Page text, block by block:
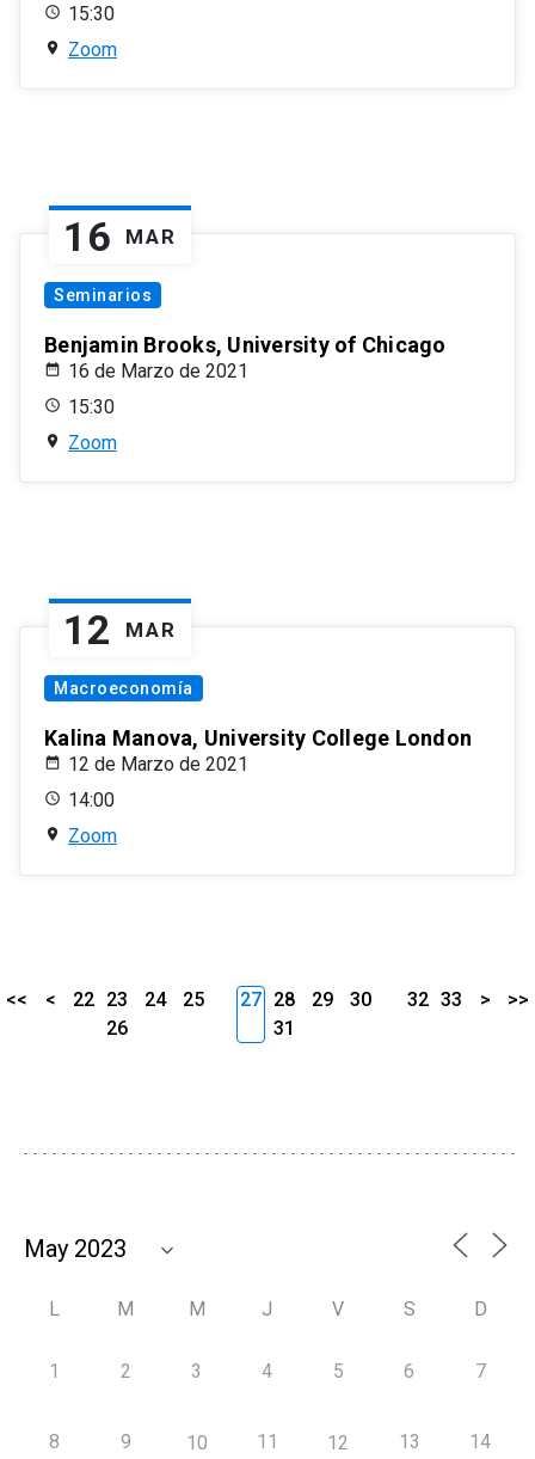
15:30
Zoom
16 MAR
Seminarios
Benjamin Brooks, University of Chicago
16 de Marzo de 2021
15:30
Zoom
12 MAR
Macroeconomía
Kalina Manova, University College London
12 de Marzo de 2021
14:00
Zoom
<< < 22 23 24
25
26
27 28 29
30
31
32 33 > >>
L M M J V S D
1 2 3 4 5 6 7
8 9 10 11 12 13 14